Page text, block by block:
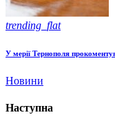
trending_flat
У мерії Тернополя
Новини
Наступна